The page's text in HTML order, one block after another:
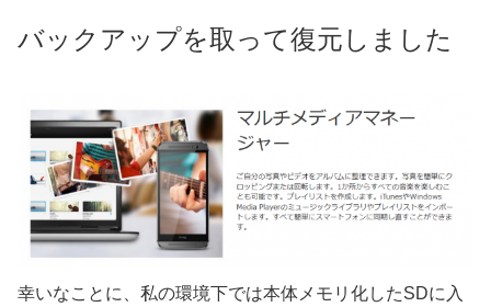
バックアップを取って復元しました
幸いなことに、私の環境下では本体メモリ化したSDに入